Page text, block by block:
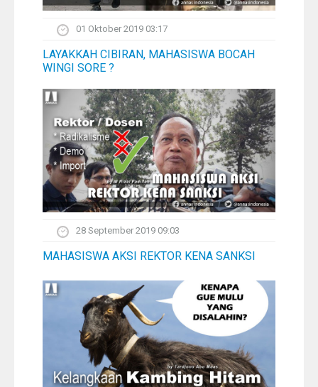
01 Oktober 2019 03:17
LAYAKKAH CIBIRAN, MAHASISWA BOCAH
WINGI SORE ?
28 September 2019 09:03
MAHASISWA AKSI REKTOR KENA SANKSI